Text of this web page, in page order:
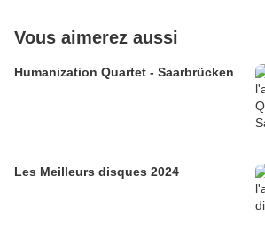
Vous aimerez aussi
Humanization Quartet - Saarbrücken
Les Meilleurs disques 2024